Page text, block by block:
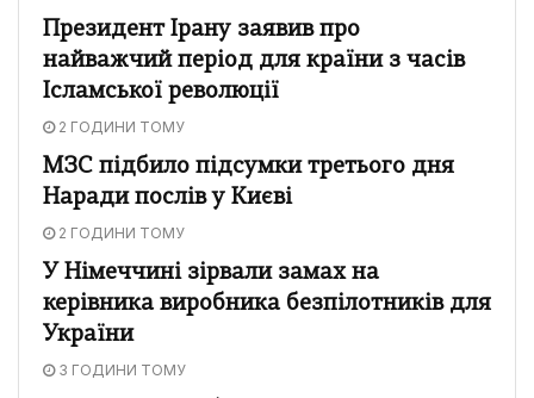
Президент Ірану заявив про
найважчий період для країни з часів
Ісламської революції
2 ГОДИНИ ТОМУ
МЗС підбило підсумки третього дня
Наради послів у Києві
2 ГОДИНИ ТОМУ
У Німеччині зірвали замах на
керівника виробника безпілотників для
України
3 ГОДИНИ ТОМУ